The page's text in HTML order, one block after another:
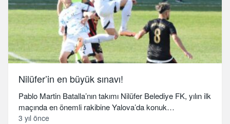
Nilüfer’in en büyük sınavı!
Pablo Martin Batalla’nın takımı Nilüfer Belediye FK, yılın ilk
maçında en önemli rakibine Yalova’da konuk…
3 yıl önce